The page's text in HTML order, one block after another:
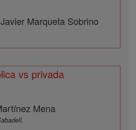
Marqueta Sobrino
vs privada
Mena